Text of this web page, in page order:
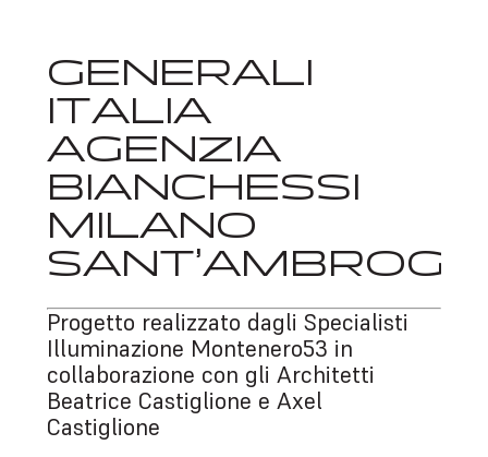
GENERALI
ITALIA
AGENZIA
BIANCHESSI
MILANO
Progetto realizzato dagli Specialisti
Illuminazione Montenero53 in
collaborazione con gli Architetti
Beatrice Castiglione e Axel
Castiglione